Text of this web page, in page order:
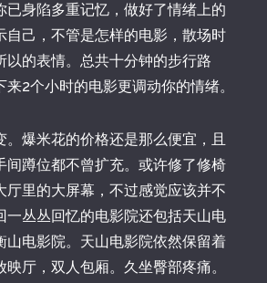
已身陷多重记忆，做好了情绪上的
自己，不管是怎样的电影，散场时
以的表情。总共十分钟的步行路
2个小时的电影更调动你的情绪。
。爆米花的价格还是那么便宜，且
间蹲位都不曾扩充。或许修了修椅
厅里的大屏幕，不过感觉应该并不
一丛丛回忆的电影院还包括天山电
山电影院。天山电影院依然保留着
厅，双人包厢。久坐臀部疼痛。